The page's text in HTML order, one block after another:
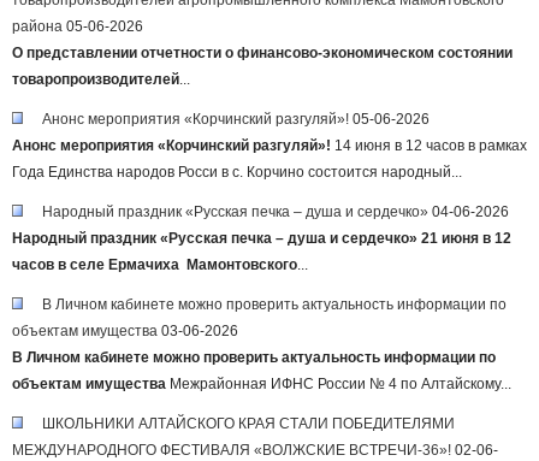
района 05-06-2026
О представлении отчетности о финансово-экономическом состоянии
товаропроизводителей...
Анонс мероприятия «Корчинский разгуляй»! 05-06-2026
Анонс мероприятия « Корчинский разгуляй»! 14 июня в 12 часов в рамках
Года Единства народов Росси в с. Корчино состоится народный...
Народный праздник «Русская печка – душа и сердечко» 04-06-2026
Народный праздник «Русская печка – душа и сердечко» 21 июня в 12
часов в селе Ермачиха Мамонтовского...
В Личном кабинете можно проверить актуальность информации по
объектам имущества 03-06-2026
В Личном кабинете можно проверить актуальность информации по
объектам имущества Межрайонная ИФНС России № 4 по Алтайскому...
ШКОЛЬНИКИ АЛТАЙСКОГО КРАЯ СТАЛИ ПОБЕДИТЕЛЯМИ
МЕЖДУНАРОДНОГО ФЕСТИВАЛЯ «ВОЛЖСКИЕ ВСТРЕЧИ-36»! 02-06-